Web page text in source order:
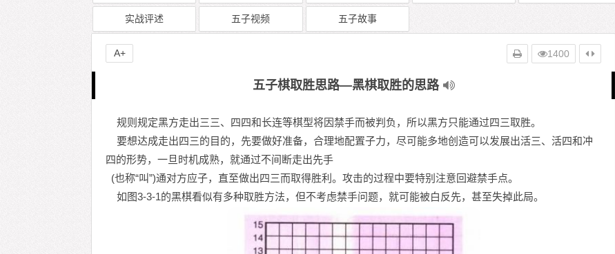
实战评述 五子视频 五子故事
五子棋取胜思路—黑棋取胜的思路
规则规定黑方走出三三、四四和长连等棋型将因禁手而被判负，所以黑方只能通过四三取胜。
要想达成走出四三的目的，先要做好准备，合理地配置子力，尽可能多地创造可以发展出活三、活四和冲
四的形势，一旦时机成熟，就通过不间断走出先手
(也称“叫”)通对方应子，直至做出四三而取得胜利。攻击的过程中要特别注意回避禁手点。
如图3-3-1的黑棋看似有多种取胜方法，但不考虑禁手问题，就可能被白反先，甚至失掉此局。
1400
A+